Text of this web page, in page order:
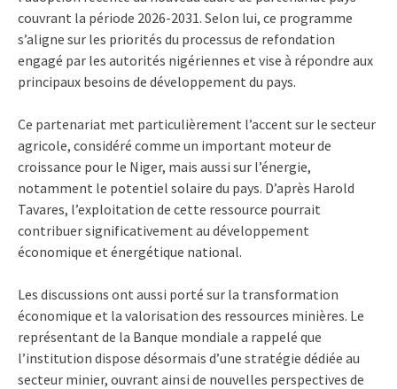
couvrant la période 2026-2031. Selon lui, ce programme
s’aligne sur les priorités du processus de refondation
engagé par les autorités nigériennes et vise à répondre aux
principaux besoins de développement du pays.
Ce partenariat met particulièrement l’accent sur le secteur
agricole, considéré comme un important moteur de
croissance pour le Niger, mais aussi sur l’énergie,
notamment le potentiel solaire du pays. D’après Harold
Tavares, l’exploitation de cette ressource pourrait
contribuer significativement au développement
économique et énergétique national.
Les discussions ont aussi porté sur la transformation
économique et la valorisation des ressources minières. Le
représentant de la Banque mondiale a rappelé que
l’institution dispose désormais d’une stratégie dédiée au
secteur minier, ouvrant ainsi de nouvelles perspectives de